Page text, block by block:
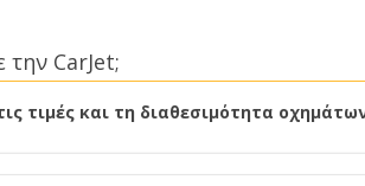
την CarJet;
τιμές και τη διαθεσιμότητα